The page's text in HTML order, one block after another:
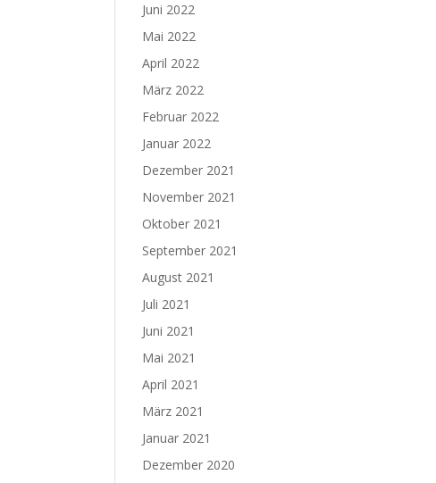
Juni 2022
Mai 2022
April 2022
März 2022
Februar 2022
Januar 2022
Dezember 2021
November 2021
Oktober 2021
September 2021
August 2021
Juli 2021
Juni 2021
Mai 2021
April 2021
März 2021
Januar 2021
Dezember 2020